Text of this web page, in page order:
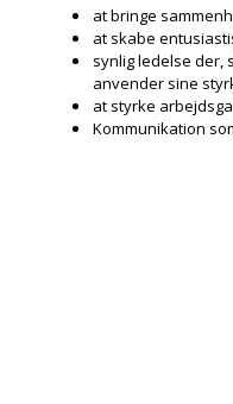
at bringe
at skabe
synlig ledelse der,
anvender sine
at styrke
Kommunikation